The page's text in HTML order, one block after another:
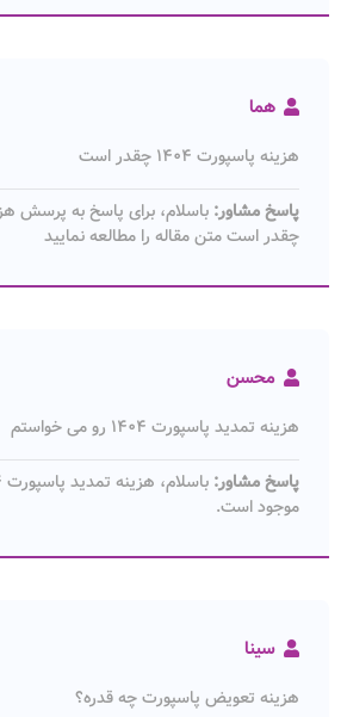
هما
هزینه پاسپورت ۱۴۰۴ چقدر است
پاسخ مشاور:
چقدر است متن مقاله را مطالعه نمایید
محسن
هزینه تمدید پاسپورت ۱۴۰۴ رو می خواستم
پاسخ مشاور:
موجود است.
سینا
هزینه تعویض پاسپورت چه قدره؟